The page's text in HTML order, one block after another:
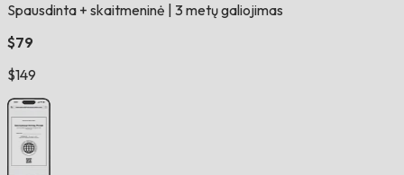
Spausdinta + skaitmeninė 3 metų galiojimas
$79
$149